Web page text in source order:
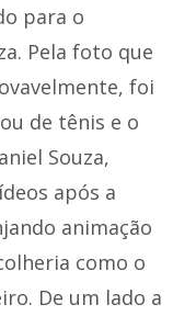
para o
Pela foto que
foi
de tênis e o
Souza,
após a
animação
como o
De um lado a